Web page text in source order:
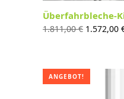
Überfahrbleche-
1.811,00€ 1.572,00
ANGEBOT!